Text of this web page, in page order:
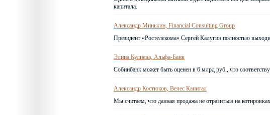
капитала.
Александр Минькин, Financial Consulting Group
Президент «Ростелекома» Сергей Калугин полностью
Элина Кулиева, Альфа-Банк
Собинбанк может быть оценен в 6 млрд руб., что
Александр Костюков, Велес Капитал
Мы считаем, что данная продажа не отразиться на